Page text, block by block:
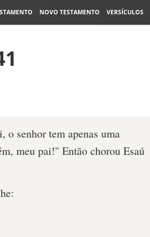
NOVO TESTAMENTO VERSÍCULOS
o senhor tem apenas uma
meu pai!" Então chorou Esaú